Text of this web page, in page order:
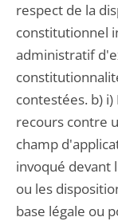
respect de la
constitutionnel
administratif
contestées. b)
recours contre
champ
invoqué devant
ou les
base légale ou